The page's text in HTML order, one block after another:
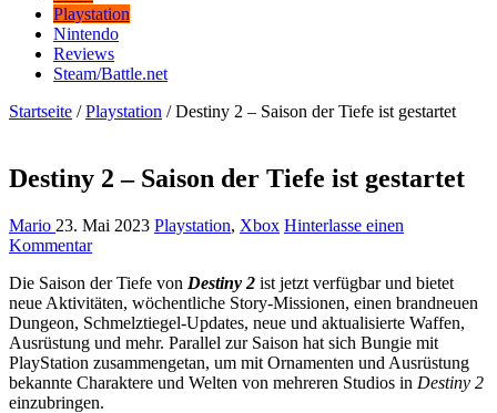
Playstation
Nintendo
Reviews
Steam/Battle.net
Startseite / Playstation / Destiny 2 – Saison der Tiefe ist gestartet
Destiny 2 – Saison der Tiefe ist gestartet
Mario 23. Mai 2023 Playstation, Xbox Hinterlasse einen
Kommentar
Die Saison der Tiefe von Destiny 2 ist jetzt verfügbar und bietet
neue Aktivitäten, wöchentliche Story-Missionen, einen brandneuen
Dungeon, Schmelztiegel-Updates, neue und aktualisierte Waffen,
Ausrüstung und mehr. Parallel zur Saison hat sich Bungie mit
PlayStation zusammengetan, um mit Ornamenten und Ausrüstung
bekannte Charaktere und Welten von mehreren Studios in Destiny 2
einzubringen.